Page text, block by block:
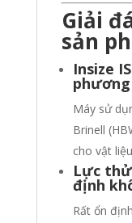
Giải
sản
Insize
Máy sử
Brinell
cho vật
Lực thử
định
Rất ổn